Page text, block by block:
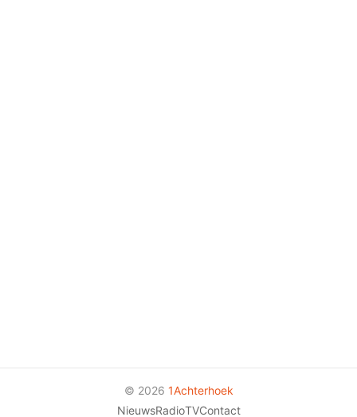
© 2026 1Achterhoek
NieuwsRadioTVContact